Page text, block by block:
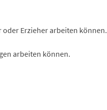
oder Erzieher arbeiten können.
arbeiten können.